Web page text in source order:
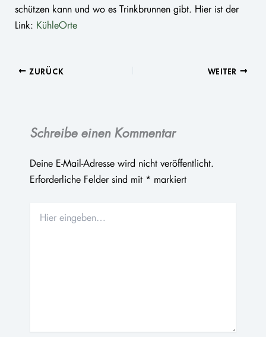
schützen kann und wo es Trinkbrunnen gibt. Hier ist der
Link: KühleOrte
ZURÜCK WEITER
Schreibe einen Kommentar
Deine E-Mail-Adresse wird nicht veröffentlicht.
Erforderliche Felder sind mit * markiert
eingeben…